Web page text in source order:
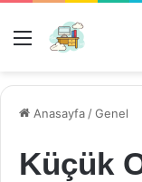
Menü
Anasayfa /Genel
Küçük